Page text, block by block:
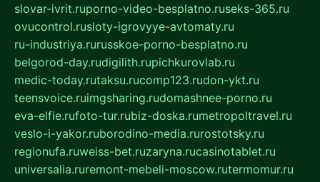
slovar-ivrit.ruporno-video-besplatno.ruseks-365.ru
ovucontrol.rusloty-igrovyye-avtomaty.ru
ru-industriya.rurusskoe-porno-besplatno.ru
belgorod-day.rudigilith.rupichkurovlab.ru
medic-today.rutaksu.rucomp123.rudon-ykt.ru
teensvoice.ruimgsharing.rudomashnee-porno.ru
eva-elfie.rufoto-tur.rubiz-doska.rumetropoltravel.ru
veslo-i-yakor.ruborodino-media.rurostotsky.ru
regionufa.ruweiss-bet.ruzaryna.rucasinotablet.ru
universalia.ruremont-mebeli-moscow.rutermomur.ru